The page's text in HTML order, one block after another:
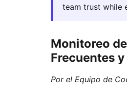
team trust while
Monitoreo
Frecuentes
Por el Equipo de